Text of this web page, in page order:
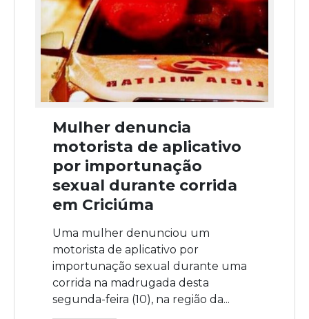
Mulher denuncia
motorista de aplicativo
por importunação
sexual durante corrida
em Criciúma
Uma mulher denunciou um
motorista de aplicativo por
importunação sexual durante uma
corrida na madrugada desta
segunda-feira (10), na região da...